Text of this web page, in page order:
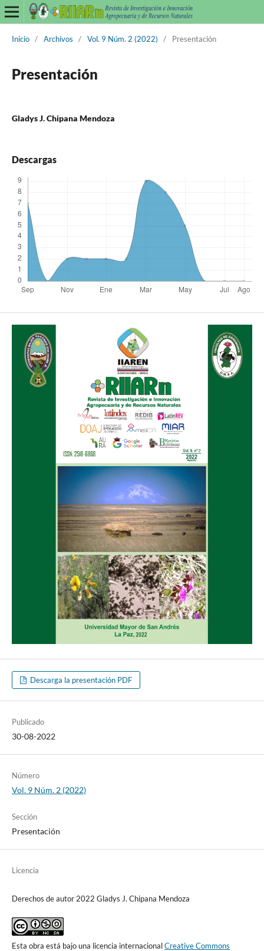
Inicio / Archivos / Vol. 9 Núm. 2 (2022) / Presentación
Presentación
Gladys J. Chipana Mendoza
Descargas
Descarga la presentación PDF
Publicado
30-08-2022
Número
Vol. 9 Núm. 2 (2022)
Sección
Presentación
Licencia
Derechos de autor 2022 Gladys J. Chipana Mendoza
Esta obra está bajo una licencia internacionalCreative Commons